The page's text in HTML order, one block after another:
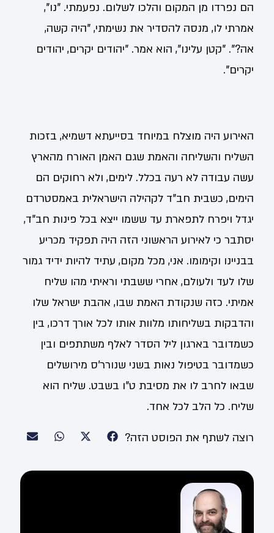
הם נפרדו מן המקום והלכו לשלום. נפעמתי. "נו",
אמרתי לו, מנסה להסדיר את נשימתי, "היה קשה,
אה?". "קטן עלינו", הוא אמר. "יהודים יקרים, יהודים
יקרים".
האירוע היה מוצלח במיוחד בסייעתא דשמיא, בזכות
השליח והשליחה והאמת שגם האמן האורח מהארץ
עשה עבודה לא רעה בכלל. לימים, ולא רחוקים הם
הימים, כשבית חב"ד לקהילה הישראלית באמסטרדם
יגדל ויפרח לתפארת עד ששמו ייצא בכל פינות חב"ד,
יסתבר כי לאירוע הראשוני הזה היה תפקיד מכריע
בבניינו וקימומו. אני, מכל מקום, עתיד להיות ידיד גמור
שלו לעד ולעולם, אחרי ששבתי וראיתי מהו שליח
אמיתי. כזה שנקודת האמת שבו, אהבת ישראל שלו
והדבקות בשליחותו מלוות אותו לכל אורך דרכו, בין
כשמדובר בארגון ליל הסדר לאלף משתתפים ובין
כשמדובר בטיפול נאות בשני שנורר'ס מירושלים
שבאו לחרב לו את מסיבת ט"ו בשבט. שליח הוא
שליח. כל הלב לכל אחד.
רוצה לשתף את הפוסט הזה?